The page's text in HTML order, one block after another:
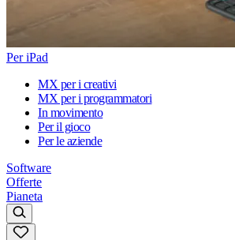
Per iPad
MX per i creativi
MX per i programmatori
In movimento
Per il gioco
Per le aziende
Software
Offerte
Pianeta